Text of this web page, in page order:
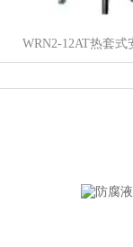
WRN2-12AT热套式